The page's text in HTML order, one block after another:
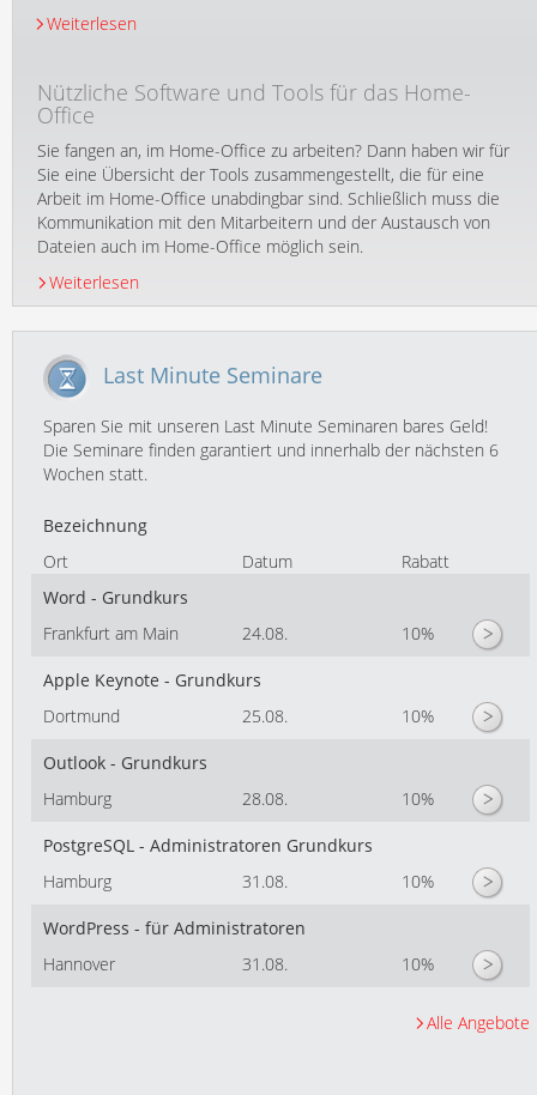
Weiterlesen
Nützliche Software und Tools für das Home-
Office
Sie fangen an, im Home-Office zu arbeiten? Dann haben wir für
Sie eine Übersicht der Tools zusammengestellt, die für eine
Arbeit im Home-Office unabdingbar sind. Schließlich muss die
Kommunikation mit den Mitarbeitern und der Austausch von
Dateien auch im Home-Office möglich sein.
Weiterlesen
Last Minute Seminare
Sparen Sie mit unseren Last Minute Seminaren bares Geld!
Die Seminare finden garantiert und innerhalb der nächsten 6
Wochen statt.
Bezeichnung
Ort
Datum
Rabatt
Word - Grundkurs
Frankfurt am Main
24.08. 10%
Apple Keynote - Grundkurs
Dortmund
25.08. 10%
Outlook - Grundkurs
Hamburg
28.08. 10%
PostgreSQL - Administratoren Grundkurs
Hamburg
31.08. 10%
WordPress - für Administratoren
Hannover
31.08. 10%
Alle Angebote